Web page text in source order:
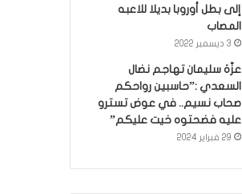
إلى بطل أوروبا بديلا للاعبه
المصاب
3 ديسمبر 2022
عزّة سليمان تهاجم نضال
السعدي :”حاسبين رواحكم
صحاب نسيم.. في عوض تسترو
عليه فضحتوه خيت عليكم”
29 فبراير 2024